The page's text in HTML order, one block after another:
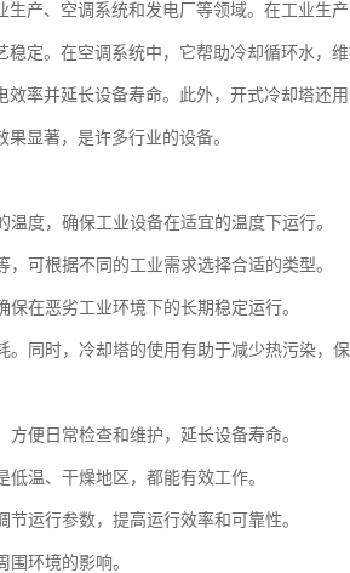
产、空调系统和发电厂等领域。在工业生产
定。在空调系统中，它帮助冷却循环水，
率并延长设备寿命。此外，开式冷却塔还
显著，是许多行业的设备。
度，确保工业设备在适宜的温度下运行。
可根据不同的工业需求选择合适的类型。
在恶劣工业环境下的长期稳定运行。
同时，冷却塔的使用有助于减少热污染，
便日常检查和维护，延长设备寿命。
温、干燥地区，都能有效工作。
运行参数，提高运行效率和可靠性。
环境的影响。